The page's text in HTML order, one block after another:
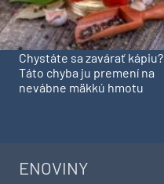
Chystáte sa zavárať kápiu?
Táto chyba ju premení na
nevábne mäkkú hmotu
ENOVINY